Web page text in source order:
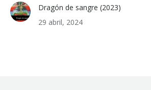
Dragón de sangre (2023)
29 abril, 2024